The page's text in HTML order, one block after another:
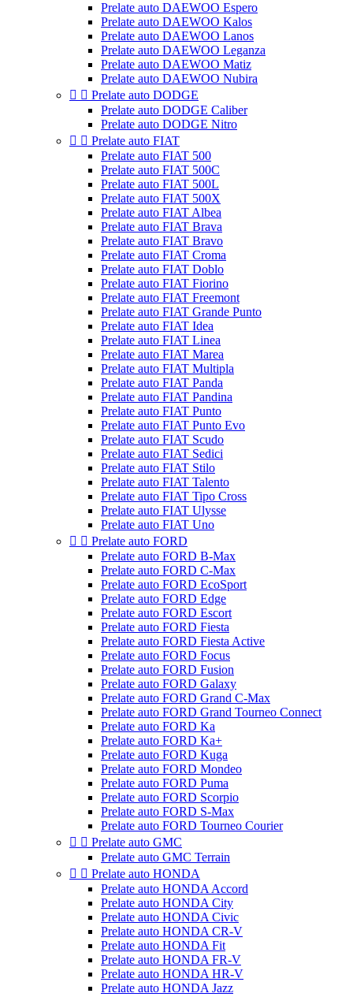
Prelate auto DAEWOO Espero
Prelate auto DAEWOO Kalos
Prelate auto DAEWOO Lanos
Prelate auto DAEWOO Leganza
Prelate auto DAEWOO Matiz
Prelate auto DAEWOO Nubira
  Prelate auto DODGE
Prelate auto DODGE Caliber
Prelate auto DODGE Nitro
  Prelate auto FIAT
Prelate auto FIAT 500
Prelate auto FIAT 500C
Prelate auto FIAT 500L
Prelate auto FIAT 500X
Prelate auto FIAT Albea
Prelate auto FIAT Brava
Prelate auto FIAT Bravo
Prelate auto FIAT Croma
Prelate auto FIAT Doblo
Prelate auto FIAT Fiorino
Prelate auto FIAT Freemont
Prelate auto FIAT Grande Punto
Prelate auto FIAT Idea
Prelate auto FIAT Linea
Prelate auto FIAT Marea
Prelate auto FIAT Multipla
Prelate auto FIAT Panda
Prelate auto FIAT Pandina
Prelate auto FIAT Punto
Prelate auto FIAT Punto Evo
Prelate auto FIAT Scudo
Prelate auto FIAT Sedici
Prelate auto FIAT Stilo
Prelate auto FIAT Talento
Prelate auto FIAT Tipo Cross
Prelate auto FIAT Ulysse
Prelate auto FIAT Uno
  Prelate auto FORD
Prelate auto FORD B-Max
Prelate auto FORD C-Max
Prelate auto FORD EcoSport
Prelate auto FORD Edge
Prelate auto FORD Escort
Prelate auto FORD Fiesta
Prelate auto FORD Fiesta Active
Prelate auto FORD Focus
Prelate auto FORD Fusion
Prelate auto FORD Galaxy
Prelate auto FORD Grand C-Max
Prelate auto FORD Grand Tourneo Connect
Prelate auto FORD Ka
Prelate auto FORD Ka+
Prelate auto FORD Kuga
Prelate auto FORD Mondeo
Prelate auto FORD Puma
Prelate auto FORD Scorpio
Prelate auto FORD S-Max
Prelate auto FORD Tourneo Courier
  Prelate auto GMC
Prelate auto GMC Terrain
  Prelate auto HONDA
Prelate auto HONDA Accord
Prelate auto HONDA City
Prelate auto HONDA Civic
Prelate auto HONDA CR-V
Prelate auto HONDA Fit
Prelate auto HONDA FR-V
Prelate auto HONDA HR-V
Prelate auto HONDA Jazz